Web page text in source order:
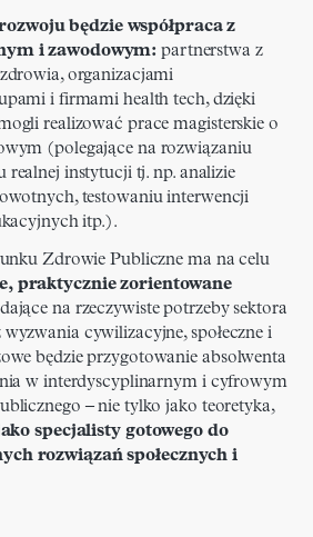
będzie współpraca z
i zawodowym:partnerstwa z
organizacjami
i firmami health tech, dzięki
realizować prace magisterskie o
(polegające na rozwiązaniu
realnej instytucji tj. np. analizie
testowaniu interwencji
itp.).
Zdrowie Publiczne ma na celu
praktycznie zorientowane
na rzeczywiste potrzeby sektora
cywilizacyjne, społeczne i
będzie przygotowanie absolwenta
w interdyscyplinarnym i cyfrowym
– nie tylko jako teoretyka,
specjalisty gotowego do
rozwiązań społecznych i